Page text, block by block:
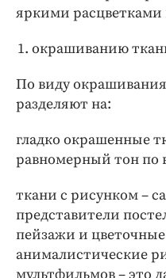
яркими
окрашиванию
По виду
разделяют на:
гладко окрашенные
равномерный тон по
ткани с рисунком –
представители
пейзажи и
анималистические